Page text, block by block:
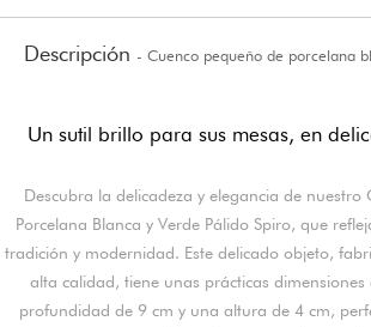
Descripción - Cuenco pequeño de porcelana
Spiro
Un sutil brillo para sus mesas, en
Descubra la delicadeza y elegancia de nuestro
Porcelana Blanca y Verde Pálido Spiro, que
tradición y modernidad. Este delicado objeto,
alta calidad, tiene unas prácticas
profundidad de 9 cm y una altura de 4 cm,